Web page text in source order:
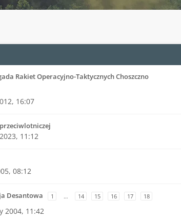
Rakiet Operacyjno-Taktycznych Choszczno
16:07
11:12
08:12
Desantowa 1 … 14 15 16 17 18
2004, 11:42